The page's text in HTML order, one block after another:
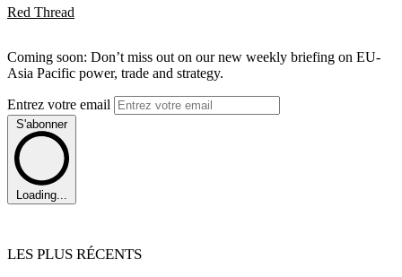
Red Thread
Coming soon: Don’t miss out on our new weekly briefing on EU-
Asia Pacific power, trade and strategy.
Entrez votre email
S'abonner
Loading...
LES PLUS RÉCENTS